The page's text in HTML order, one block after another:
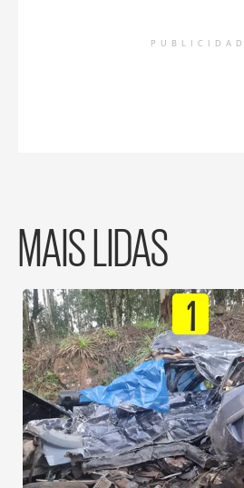
MAIS LIDAS
1